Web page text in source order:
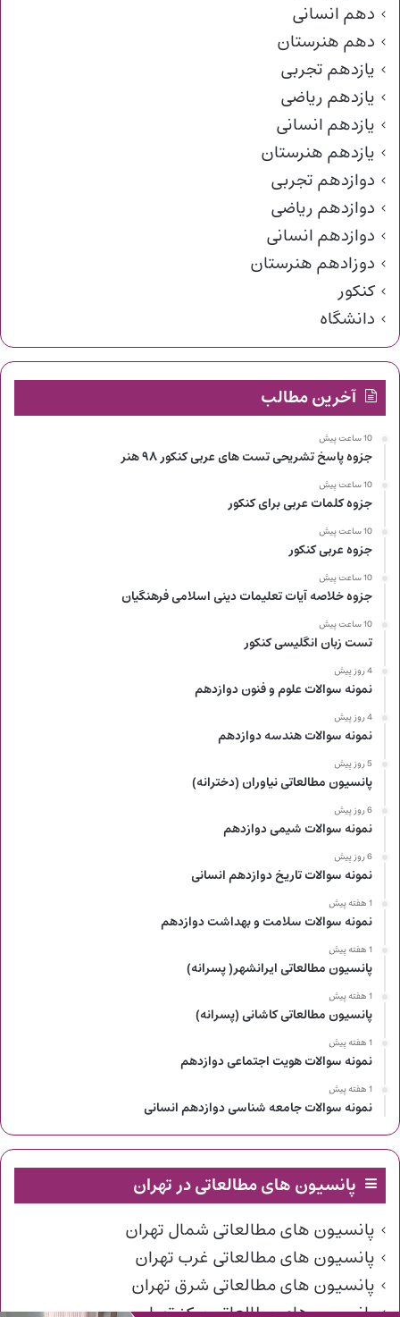
دهم انسانی
دهم هنرستان
یازدهم تجربی
یازدهم ریاضی
یازدهم انسانی
یازدهم هنرستان
دوازدهم تجربی
دوازدهم ریاضی
دوازدهم انسانی
دوزادهم هنرستان
کنکور
دانشگاه
آخرین مطالب
10 ساعت پیش
جزوه پاسخ تشریحی تست های عربی کنکور ۹۸ هنر
10 ساعت پیش
جزوه کلمات عربی برای کنکور
10 ساعت پیش
جزوه عربی کنکور
10 ساعت پیش
جزوه خلاصه آیات تعلیمات دینی اسلامی فرهنگیان
10 ساعت پیش
تست زبان انگلیسی کنکور
4 روز پیش
نمونه سوالات علوم و فنون دوازدهم
4 روز پیش
نمونه سوالات هندسه دوازدهم
5 روز پیش
پانسیون مطالعاتی نیاوران (دخترانه)
6 روز پیش
نمونه سوالات شیمی دوازدهم
6 روز پیش
نمونه سوالات تاریخ دوازدهم انسانی
1 هفته پیش
نمونه سوالات سلامت و بهداشت دوازدهم
1 هفته پیش
پانسیون مطالعاتی ایرانشهر( پسرانه)
1 هفته پیش
پانسیون مطالعاتی کاشانی (پسرانه)
1 هفته پیش
نمونه سوالات هویت اجتماعی دوازدهم
1 هفته پیش
نمونه سوالات جامعه شناسی دوازدهم انسانی
پانسیون های مطالعاتی در تهران
پانسیون های مطالعاتی شمال تهران
پانسیون های مطالعاتی غرب تهران
پانسیون های مطالعاتی شرق تهران